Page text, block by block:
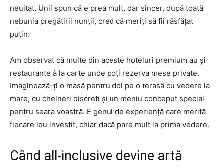
neuitat. Unii spun că e prea mult, dar sincer, după toată
nebunia pregătirii nunții, cred că meriți să fii răsfățat
puțin.
Am observat că multe din aceste hoteluri premium au și
restaurante à la carte unde poți rezerva mese private.
Imaginează-ți o masă pentru doi pe o terasă cu vedere la
mare, cu chelneri discreti și un meniu conceput special
pentru seara voastră. E genul de experiență care merită
fiecare leu investit, chiar dacă pare mult la prima vedere.
Când all-inclusive devine artă